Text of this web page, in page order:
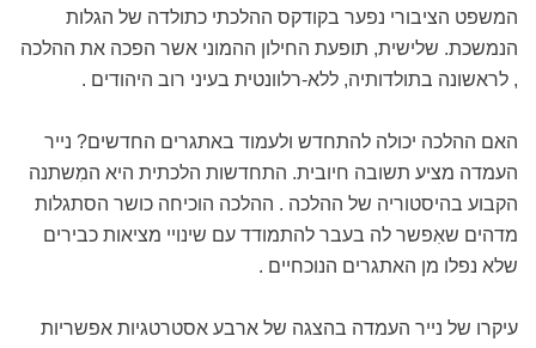
המשפט הציבורי נפער בקודקס ההלכתי כתולדה של הגלות
הנמשכת. שלישית, תופעת החילון ההמוני אשר הפכה את ההלכה
, לראשונה בתולדותיה, ללא-רלוונטית בעיני רוב היהודים .
האם ההלכה יכולה להתחדש ולעמוד באתגרים החדשים? נייר
העמדה מציע תשובה חיובית. התחדשות הלכתית היא המִשתנה
הקבוע בהיסטוריה של ההלכה . ההלכה הוכיחה כושר הסתגלות
מדהים שאִפשר לה בעבר להתמודד עם שינויי מציאות כבירים
שלא נפלו מן האתגרים הנוכחיים .
עיקרו של נייר העמדה בהצגה של ארבע אסטרטגיות אפשריות